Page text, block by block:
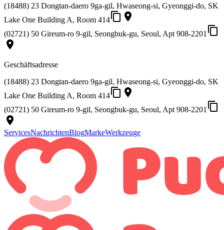
(18488) 23 Dongtan-daero 9ga-gil, Hwaseong-si, Gyeonggi-do, SK
Lake One Building A, Room 414content_copy place
(02721) 50 Gireum-ro 9-gil, Seongbuk-gu, Seoul, Apt 908-2201 content_copy
place
Geschäftsadresse
(18488) 23 Dongtan-daero 9ga-gil, Hwaseong-si, Gyeonggi-do, SK
Lake One Building A, Room 414content_copy place
(02721) 50 Gireum-ro 9-gil, Seongbuk-gu, Seoul, Apt 908-2201 content_copy
place
ServicesNachrichtenBlogMarkeWerkzeuge